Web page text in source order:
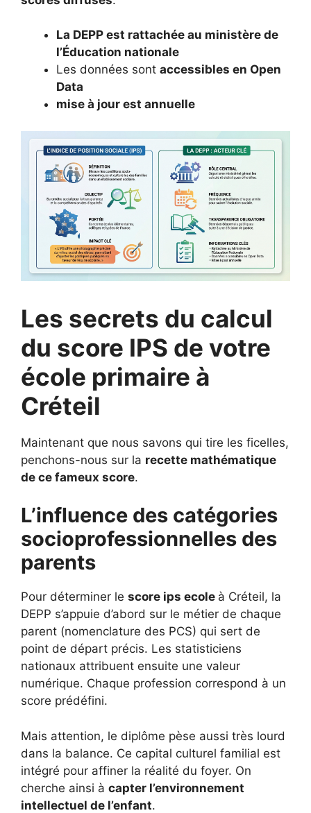
La DEPP est rattachée au ministère de
l’Éducation nationale
Les données sont accessibles en Open
Data
mise à jour est annuelle
Les secrets du calcul
du score IPS de votre
école primaire à
Créteil
Maintenant que nous savons qui tire les ficelles,
penchons-nous sur la recette mathématique
de ce fameux score.
L’influence des catégories
socioprofessionnelles des
parents
Pour déterminer le score ips ecole à Créteil, la
DEPP s’appuie d’abord sur le métier de chaque
parent (nomenclature des PCS) qui sert de
point de départ précis. Les statisticiens
nationaux attribuent ensuite une valeur
numérique. Chaque profession correspond à un
score prédéfini.
Mais attention, le diplôme pèse aussi très lourd
dans la balance. Ce capital culturel familial est
intégré pour affiner la réalité du foyer. On
cherche ainsi à capter l’environnement
intellectuel de l’enfant.